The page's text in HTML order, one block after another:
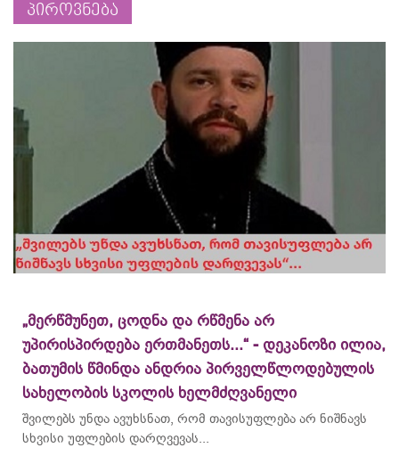
პიროვნება
„მერწმუნეთ, ცოდნა და რწმენა არ
უპირისპირდება ერთმანეთს...“ - დეკანოზი ილია,
ბათუმის წმინდა ანდრია პირველწლოდებულის
სახელობის სკოლის ხელმძღვანელი
შვილებს უნდა ავუხსნათ, რომ თავისუფლება არ ნიშნავს
სხვისი უფლების დარღვევას...